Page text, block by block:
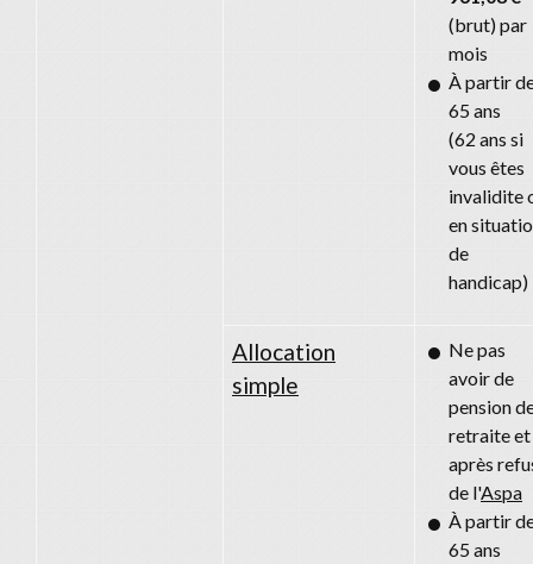
(brut) par
mois
À partir
65 ans
(62 ans si
vous êtes
invalidite
en
de
handicap)
Allocation
simple
Ne pas
avoir de
pension
retraite et
après
de l'Aspa
À partir
65 ans